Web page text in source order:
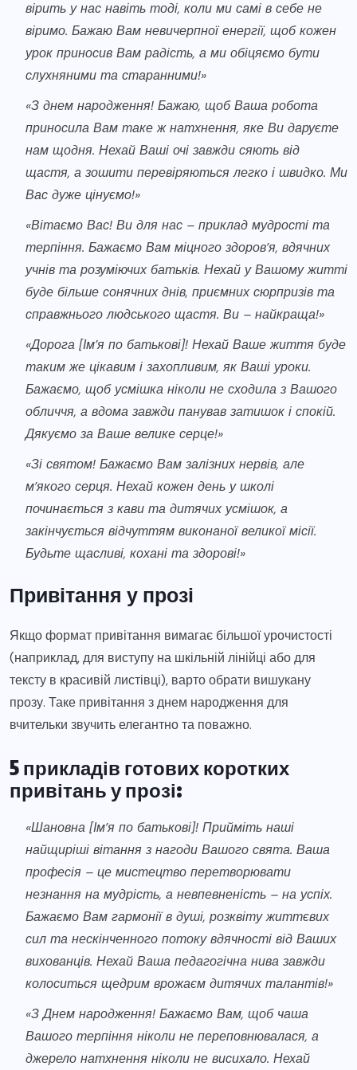
вірить у нас навіть тоді, коли ми самі в себе не
віримо. Бажаю Вам невичерпної енергії, щоб кожен
урок приносив Вам радість, а ми обіцяємо бути
слухняними та старанними!»
«З днем народження! Бажаю, щоб Ваша робота
приносила Вам таке ж натхнення, яке Ви даруєте
нам щодня. Нехай Ваші очі завжди сяють від
щастя, а зошити перевіряються легко і швидко. Ми
Вас дуже цінуємо!»
«Вітаємо Вас! Ви для нас – приклад мудрості та
терпіння. Бажаємо Вам міцного здоров’я, вдячних
учнів та розуміючих батьків. Нехай у Вашому житті
буде більше сонячних днів, приємних сюрпризів та
справжнього людського щастя. Ви – найкраща!»
«Дорога [Ім’я по батькові]! Нехай Ваше життя буде
таким же цікавим і захопливим, як Ваші уроки.
Бажаємо, щоб усмішка ніколи не сходила з Вашого
обличчя, а вдома завжди панував затишок і спокій.
Дякуємо за Ваше велике серце!»
«Зі святом! Бажаємо Вам залізних нервів, але
м’якого серця. Нехай кожен день у школі
починається з кави та дитячих усмішок, а
закінчується відчуттям виконаної великої місії.
Будьте щасливі, кохані та здорові!»
Привітання у прозі
Якщо формат привітання вимагає більшої урочистості
(наприклад, для виступу на шкільній лінійці або для
тексту в красивій листівці), варто обрати вишукану
прозу. Таке привітання з днем народження для
вчительки звучить елегантно та поважно.
5 прикладів готових коротких
привітань у прозі:
«Шановна [Ім’я по батькові]! Прийміть наші
найщиріші вітання з нагоди Вашого свята. Ваша
професія – це мистецтво перетворювати
незнання на мудрість, а невпевненість – на успіх.
Бажаємо Вам гармонії в душі, розквіту життєвих
сил та нескінченного потоку вдячності від Ваших
вихованців. Нехай Ваша педагогічна нива завжди
колоситься щедрим врожаєм дитячих талантів!»
«З Днем народження! Бажаємо Вам, щоб чаша
Вашого терпіння ніколи не переповнювалася, а
джерело натхнення ніколи не висихало. Нехай